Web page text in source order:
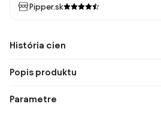
Pipper.sk
História cien
Popis produktu
Parametre